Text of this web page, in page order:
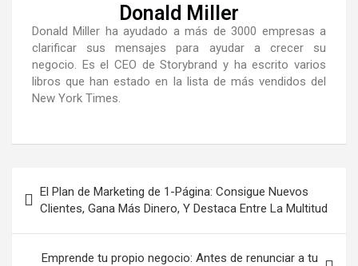
Donald Miller
Donald Miller ha ayudado a más de 3000 empresas a
clarificar sus mensajes para ayudar a crecer su
negocio. Es el CEO de Storybrand y ha escrito varios
libros que han estado en la lista de más vendidos del
New York Times.
El Plan de Marketing de 1-Página: Consigue Nuevos
Clientes, Gana Más Dinero, Y Destaca Entre La Multitud
Emprende tu propio negocio: Antes de renunciar a tu